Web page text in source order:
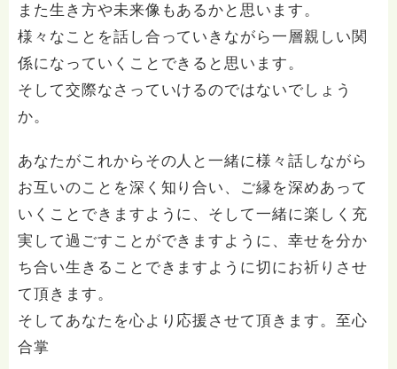
また生き方や未来像もあるかと思います。
様々なことを話し合っていきながら一層親しい関
係になっていくことできると思います。
そして交際なさっていけるのではないでしょう
か。
あなたがこれからその人と一緒に様々話しながら
お互いのことを深く知り合い、ご縁を深めあって
いくことできますように、そして一緒に楽しく充
実して過ごすことができますように、幸せを分か
ち合い生きることできますように切にお祈りさせ
て頂きます。
そしてあなたを心より応援させて頂きます。至心
合掌